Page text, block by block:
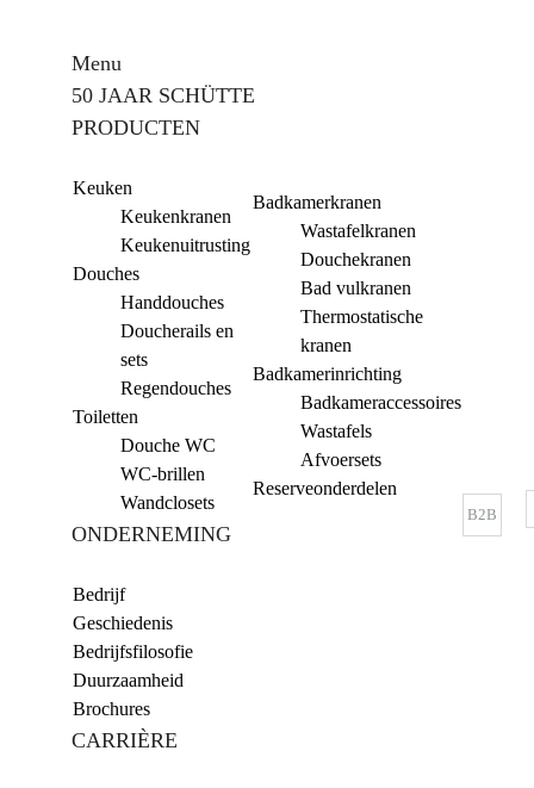
Menu
50 JAAR SCHÜTTE
PRODUCTEN
Keuken
Keukenkranen
Keukenuitrusting
Douches
Handdouches
Doucherails en
sets
Regendouches
Toiletten
Douche WC
WC-brillen
Wandclosets
Badkamerkranen
Wastafelkranen
Douchekranen
Bad vulkranen
Thermostatische
kranen
Badkamerinrichting
Badkameraccessoires
Wastafels
Afvoersets
Reserveonderdelen
ONDERNEMING
Bedrijf
Geschiedenis
Bedrijfsfilosofie
Duurzaamheid
Brochures
CARRIÈRE
B2B